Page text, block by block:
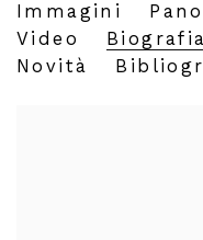
Immagini
Video
Biografia
Novità